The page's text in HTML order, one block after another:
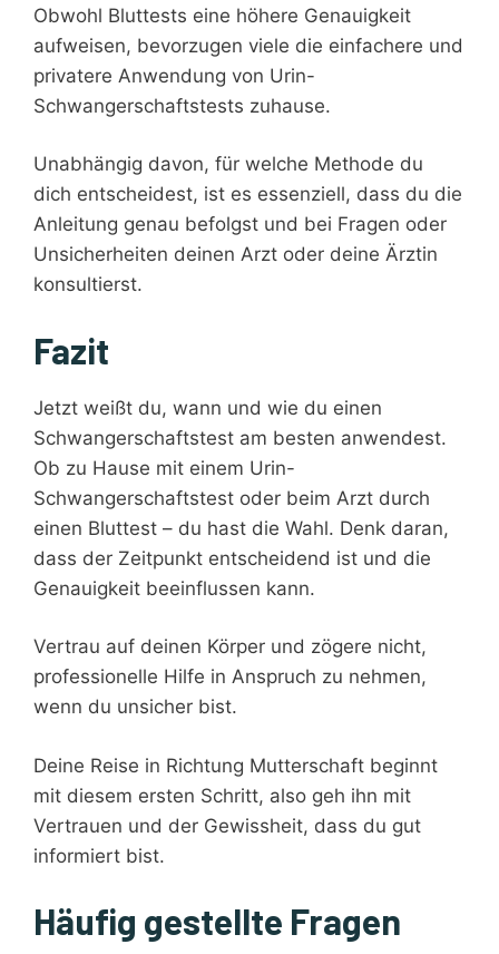
Obwohl Bluttests eine höhere Genauigkeit
aufweisen, bevorzugen viele die einfachere und
privatere Anwendung von Urin-
Schwangerschaftstests zuhause.
Unabhängig davon, für welche Methode du
dich entscheidest, ist es essenziell, dass du die
Anleitung genau befolgst und bei Fragen oder
Unsicherheiten deinen Arzt oder deine Ärztin
konsultierst.
Fazit
Jetzt weißt du, wann und wie du einen
Schwangerschaftstest am besten anwendest.
Ob zu Hause mit einem Urin-
Schwangerschaftstest oder beim Arzt durch
einen Bluttest – du hast die Wahl. Denk daran,
dass der Zeitpunkt entscheidend ist und die
Genauigkeit beeinflussen kann.
Vertrau auf deinen Körper und zögere nicht,
professionelle Hilfe in Anspruch zu nehmen,
wenn du unsicher bist.
Deine Reise in Richtung Mutterschaft beginnt
mit diesem ersten Schritt, also geh ihn mit
Vertrauen und der Gewissheit, dass du gut
informiert bist.
Häufig gestellte Fragen